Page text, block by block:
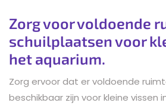
Zorg voor voldoende
schuilplaatsen voor
het aquarium.
Zorg ervoor dat er voldoende
beschikbaar zijn voor kleine vissen